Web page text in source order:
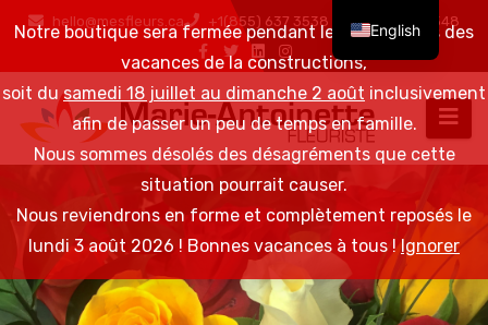
Notre boutique sera fermée pendant les 2 semaines des
vacances de la constructions,
soit dusamedi 18 juillet au dimanche 2 août inclusivement
afin de passer un peu de temps en famille.
Nous sommes désolés des désagréments que cette
situation pourrait causer.
Nous reviendrons en forme et complètement reposés le
lundi 3 août 2026 ! Bonnes vacances à tous !Ignorer
hello@mesfleurs.ca +1(855) 637 3538 / +1(819) 376 6548
English